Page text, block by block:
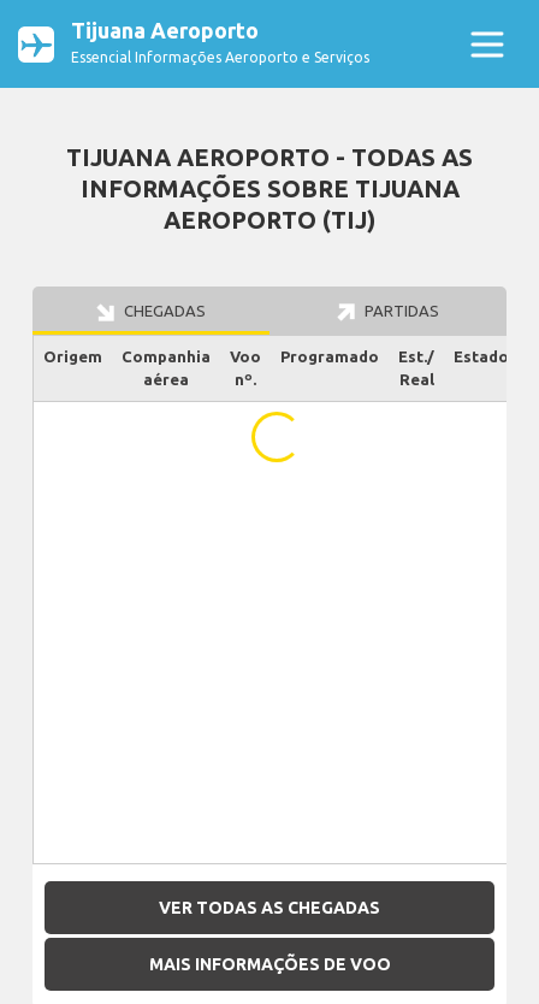
Tijuana Aeroporto
Essencial Informações Aeroporto e Serviços
TIJUANA AEROPORTO - TODAS AS
INFORMAÇÕES SOBRE TIJUANA
AEROPORTO (TIJ)
CHEGADAS PARTIDAS
Origem
Companhia
aérea
Voo
nº.
Programado
Est./
Real
Estado
...
VER TODAS AS CHEGADAS
MAIS INFORMAÇÕES DE VOO